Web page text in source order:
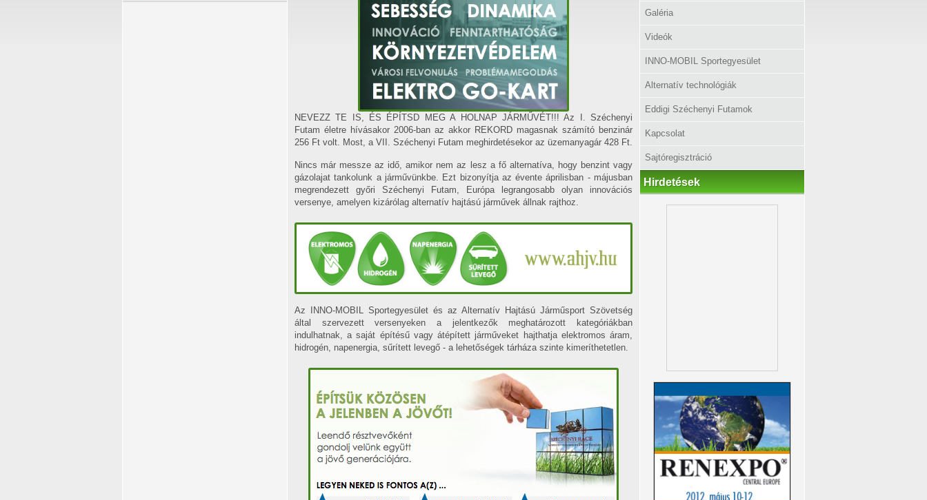
NEVEZZ TE IS, ÉS ÉPÍTSD MEG A HOLNAP JÁRMŰVÉT!!! Az I. Széchenyi
Futam életre hívásakor 2006-ban az akkor REKORD magasnak számító benzinár
256 Ft volt. Most, a VII. Széchenyi Futam meghirdetésekor az üzemanyagár 428 Ft.
Nincs már messze az idő, amikor nem az lesz a fő alternatíva, hogy benzint vagy
gázolajat tankolunk a járművünkbe. Ezt bizonyítja az évente áprilisban - májusban
megrendezett győri Széchenyi Futam, Európa legrangosabb olyan innovációs
versenye, amelyen kizárólag alternatív hajtású járművek állnak rajthoz.
Az INNO-MOBIL Sportegyesület és az Alternatív Hajtású Járműsport Szövetség
által szervezett versenyeken a jelentkezők meghatározott kategóriákban
indulhatnak, a saját építésű vagy átépített járműveket hajthatja elektromos áram,
hidrogén, napenergia, sűrített levegő - a lehetőségek tárháza szinte kimeríthetetlen.
Galéria
Videók
INNO-MOBIL Sportegyesület
Alternatív technológiák
Eddigi Széchenyi Futamok
Kapcsolat
Sajtóregisztráció
Hirdetések